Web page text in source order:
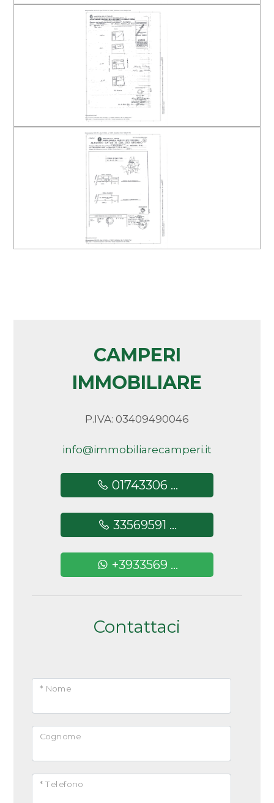
CAMPERI
IMMOBILIARE
P.IVA: 03409490046
info@immobiliarecamperi.it
01743306 ...
33569591 ...
+3933569 ...
Contattaci
* Nome
Cognome
* Telefono
Nuova costruzione